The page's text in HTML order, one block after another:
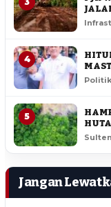
4
Politik
5
Jangan